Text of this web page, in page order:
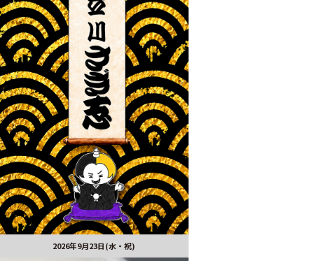
2026年9月23日(水・祝)